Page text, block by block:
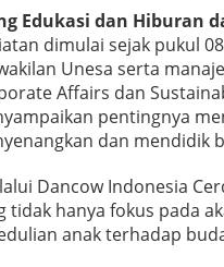
Edukasi dan Hiburan
dimulai sejak pukul
Unesa serta
Affairs dan
pentingnya
dan mendidik
Dancow Indonesia
tidak hanya fokus pada
anak terhadap